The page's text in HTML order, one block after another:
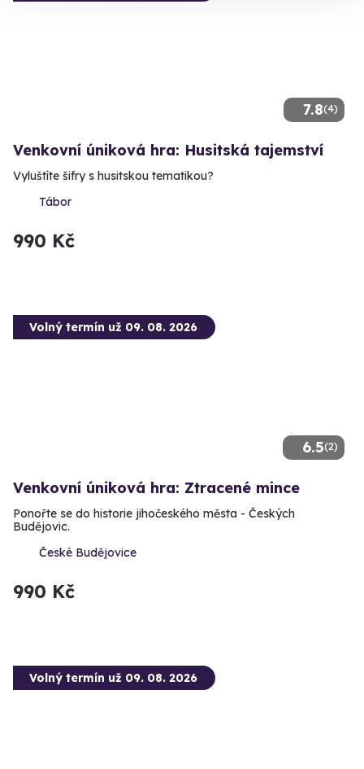
7.8(4)
Venkovní úniková hra: Husitská tajemství
Vyluštíte šifry s husitskou tematikou?
Tábor
990 Kč
6.5(2)
Volný termín už 09. 08. 2026
Venkovní úniková hra: Ztracené mince
Ponořte se do historie jihočeského města - Českých
Budějovic.
České Budějovice
990 Kč
Volný termín už 09. 08. 2026